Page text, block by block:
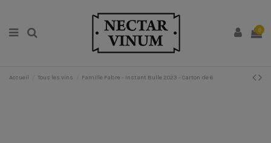
0
Accueil Tous les vins Famille Fabre - Instant Bulle 2023 - Carton de 6